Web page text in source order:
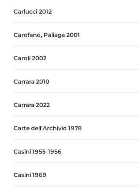
Carlucci 2012
Carofano, Paliaga 2001
Caroli 2002
Carrara 2010
Carrara 2022
Carte dell’Archivio 1978
Casini 1955-1956
Casini 1969